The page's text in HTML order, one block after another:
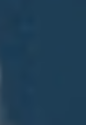
la Fundación
de la
Condes,
Emilia